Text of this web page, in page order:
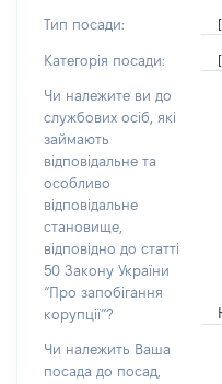
Тип посади:
Категорія посади:
Чи належите ви до
службових осіб, які
займають
відповідальне та
особливо
відповідальне
становище,
відповідно до статті
50 Закону України
“Про запобігання
корупції”?
Чи належить Ваша
посада до посад,